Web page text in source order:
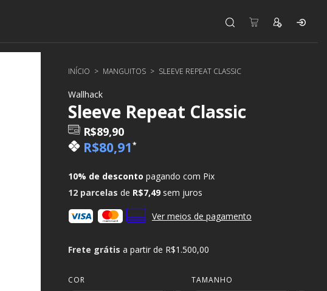
INÍCIO > MANGUITOS > SLEEVE REPEAT CLASSIC
Wallhack
Sleeve Repeat Classic
R$89,90
R$80,91*
10% de desconto pagando com Pix
12 parcelasde R$7,49 sem juros
Ver meios de pagamento
Frete grátis a partir de R$1.500,00
COR TAMANHO